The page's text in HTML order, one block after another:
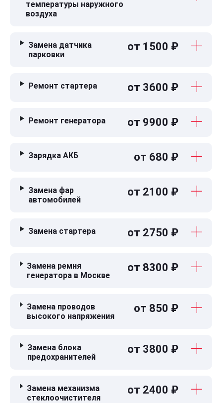
температуры наружного
воздуха
Замена датчика
парковки
от 1500 ₽
Ремонт стартера от 3600 ₽
Ремонт генератора от 9900 ₽
Зарядка АКБ от 680 ₽
Замена фар
автомобилей
от 2100 ₽
Замена стартера от 2750 ₽
Замена ремня
генератора в Москве
от 8300 ₽
Замена проводов
высокого напряжения
от 850 ₽
Замена блока
предохранителей
от 3800 ₽
Замена механизма
стеклоочистителя
от 2400 ₽